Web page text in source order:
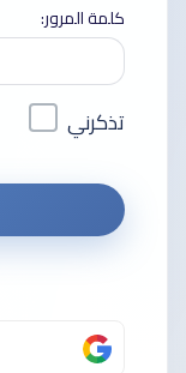
كلمة المرور:
تذكرني